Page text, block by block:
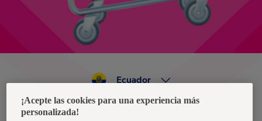
Política de privacidad de datos
Ecuador
¡Acepte las cookies para una experiencia más
personalizada!